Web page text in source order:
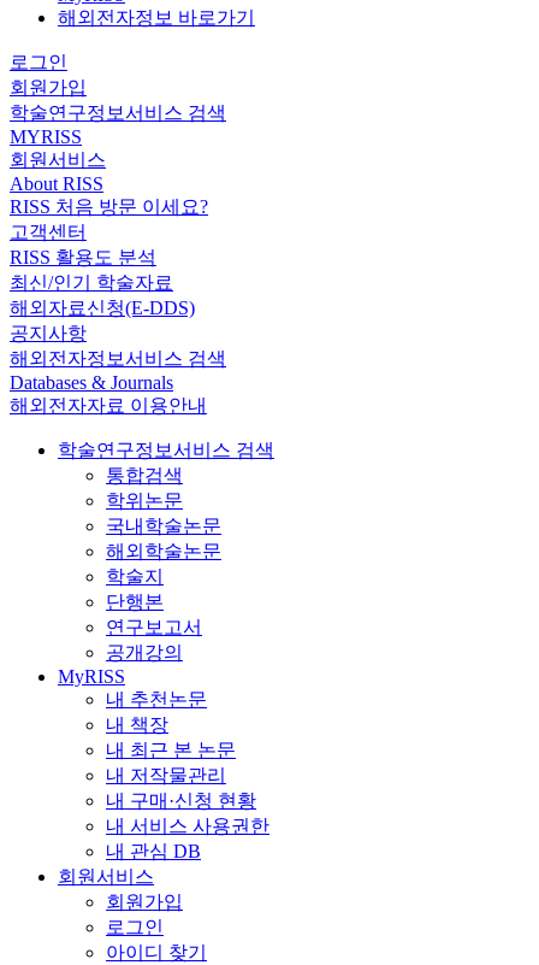
해외전자정보 바로가기
로그인
회원가입
학술연구정보서비스 검색
MYRISS
회원서비스
About RISS
RISS 처음 방문 이세요?
고객센터
RISS 활용도 분석
최신/인기 학술자료
해외자료신청(E-DDS)
공지사항
해외전자정보서비스 검색
Databases & Journals
해외전자자료 이용안내
학술연구정보서비스 검색
통합검색
학위논문
국내학술논문
해외학술논문
학술지
단행본
연구보고서
공개강의
MyRISS
내 추천논문
내 책장
내 최근 본 논문
내 저작물관리
내 구매·신청 현황
내 서비스 사용권한
내 관심 DB
회원서비스
회원가입
로그인
아이디 찾기